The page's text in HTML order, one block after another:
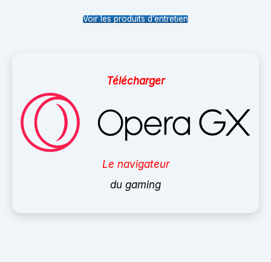
Voir les produits d’entretien
Télécharger
Le navigateur
du gaming